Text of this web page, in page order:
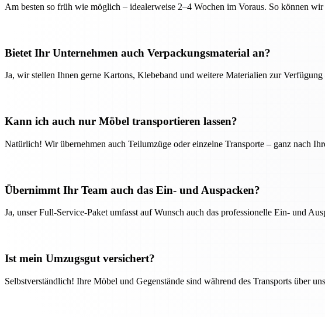
Am besten so früh wie möglich – idealerweise 2–4 Wochen im Voraus. So können
Bietet Ihr Unternehmen auch Verpackungsmaterial an?
Ja, wir stellen Ihnen gerne Kartons, Klebeband und weitere Materialien zur
Kann ich auch nur Möbel transportieren lassen?
Natürlich! Wir übernehmen auch Teilumzüge oder einzelne Transporte – ganz nach
Übernimmt Ihr Team auch das Ein- und Auspacken?
Ja, unser Full-Service-Paket umfasst auf Wunsch auch das professionelle Ein- und
Ist mein Umzugsgut versichert?
Selbstverständlich! Ihre Möbel und Gegenstände sind während des Transports über